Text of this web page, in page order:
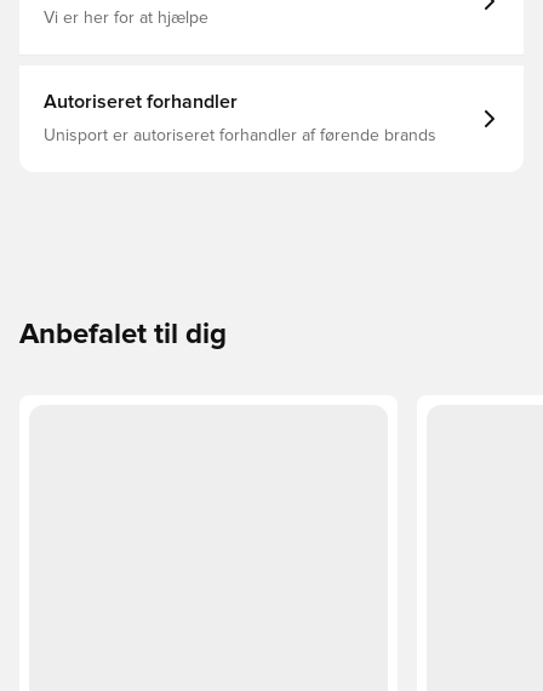
Vi er her for at hjælpe
Autoriseret forhandler
Unisport er autoriseret forhandler af førende brands
Anbefalet til dig